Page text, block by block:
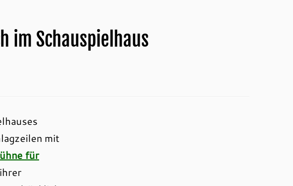
im Schauspielhaus
mit
für